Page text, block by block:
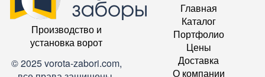
Производство и
установка ворот
© 2025 vorota-zabori.com,
Главная
Каталог
Портфолио
Цены
Доставка
О компании